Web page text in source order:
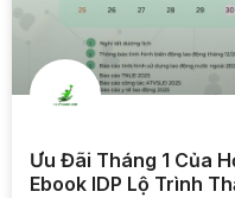
Ưu Đãi Tháng 1 Của
Ebook IDP Lộ Trình